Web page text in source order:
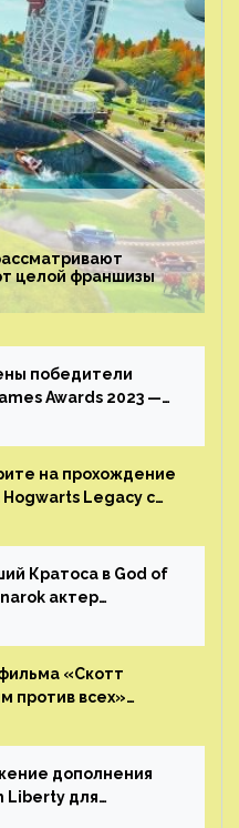
целой франшизы
победители
Awards 2023 —
шесть наград
на прохождение
Hogwarts Legacy с
показала первые
своего труда
Кратоса в God of
актер
войны«Скотт
против всех»
Netflix
дополнения
Liberty для